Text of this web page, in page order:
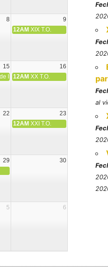
8
9
Español, presbítero, mártires
12AM XIX T.O.
15
16
la Virgen María
12AM XX T.O.
22
23
12AM XXI T.O.
29
30
5 6
al